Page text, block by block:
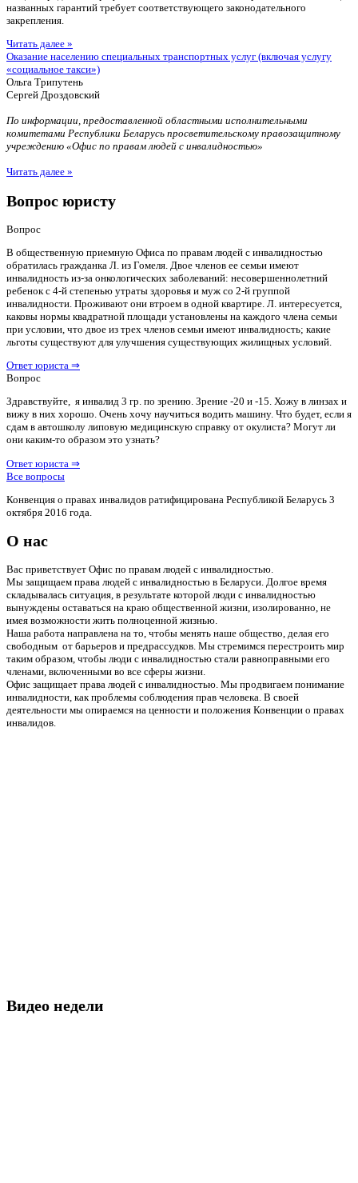
названных гарантий требует соответствующего законодательного
закрепления.
Читать далее »
Оказание населению специальных транспортных услуг (включая услугу
«социальное такси»)
Ольга Трипутень
Сергей Дроздовский
По информации, предоставленной областными исполнительными
комитетами Республики Беларусь просветительскому правозащитному
учреждению «Офис по правам людей с инвалидностью»
Читать далее »
Вопрос юристу
Вопрос
В общественную приемную Офиса по правам людей с инвалидностью
обратилась гражданка Л. из Гомеля. Двое членов ее семьи имеют
инвалидность из-за онкологических заболеваний: несовершеннолетний
ребенок с 4-й степенью утраты здоровья и муж со 2-й группой
инвалидности. Проживают они втроем в одной квартире. Л. интересуется,
каковы нормы квадратной площади установлены на каждого члена семьи
при условии, что двое из трех членов семьи имеют инвалидность; какие
льготы существуют для улучшения существующих жилищных условий.
Ответ юриста ⇒
Вопрос
Здравствуйте, я инвалид 3 гр. по зрению. Зрение -20 и -15. Хожу в линзах и
вижу в них хорошо. Очень хочу научиться водить машину. Что будет, если я
сдам в автошколу липовую медицинскую справку от окулиста? Могут ли
они каким-то образом это узнать?
Ответ юриста ⇒
Все вопросы
Конвенция о правах инвалидов ратифицирована Республикой Беларусь 3
октября 2016 года.
О нас
Вас приветствует Офис по правам людей с инвалидностью.
Мы защищаем права людей с инвалидностью в Беларуси. Долгое время
складывалась ситуация, в результате которой люди с инвалидностью
вынуждены оставаться на краю общественной жизни, изолированно, не
имея возможности жить полноценной жизнью.
Наша работа направлена на то, чтобы менять наше общество, делая его
свободным от барьеров и предрассудков. Мы стремимся перестроить мир
таким образом, чтобы люди с инвалидностью стали равноправными его
членами, включенными во все сферы жизни.
Офис защищает права людей с инвалидностью. Мы продвигаем понимание
инвалидности, как проблемы соблюдения прав человека. В своей
деятельности мы опираемся на ценности и положения Конвенции о правах
инвалидов.
Видео недели